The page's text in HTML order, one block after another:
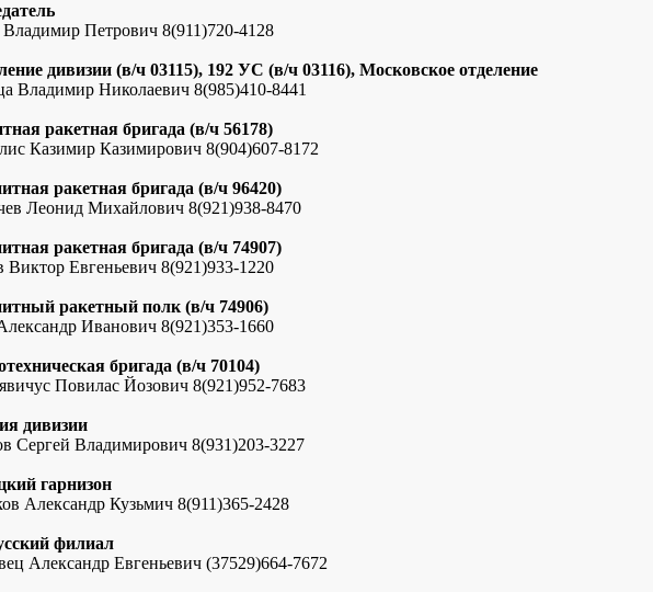
Владимир Петрович 8(911)720-4128
дивизии (в/ч 03115), 192 УС (в/ч 03116), Московское отделение
Владимир Николаевич 8(985)410-8441
ракетная бригада (в/ч 56178)
Казимир Казимирович 8(904)607-8172
ракетная бригада (в/ч 96420)
Леонид Михайлович 8(921)938-8470
ракетная бригада (в/ч 74907)
Виктор Евгеньевич 8(921)933-1220
ракетный полк (в/ч 74906)
Иванович 8(921)353-1660
бригада (в/ч 70104)
Повилас Йозович 8(921)952-7683
дивизии
Сергей Владимирович 8(931)203-3227
гарнизон
Александр Кузьмич 8(911)365-2428
филиал
Александр Евгеньевич (37529)664-7672